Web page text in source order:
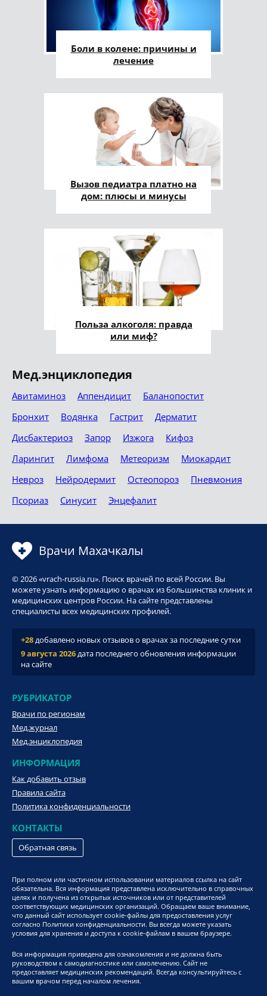
Боли в колене: причины и
лечение
Вызов педиатра платно на
дом: плюсы и минусы
Польза алкоголя: правда
или миф?
Мед.энциклопедия
Авитаминоз Аппендицит
Баланопостит
Бронхит
Водянка Гастрит
Дерматит
Дисбактериоз
Запор Изжога
Кифоз
Ларингит
Лимфома Метеоризм
Миокардит
Невроз
Нейродермит Остеопороз
Пневмония
Псориаз
Синусит Энцефалит
Врачи Махачкалы
© 2026 «vrach-russia.ru». Поиск врачей по всей России. Вы
можете узнать информацию о врачах из большинства клиник и
медицинских центров России. На сайте представлены
специалисты всех медицинских профилей.
+28добавлено новых отзывов о врачах за последние сутки
9 августа 2026дата последнего обновления информации
на сайте
РУБРИКАТОР
Врачи по регионам
Мед.журнал
Мед.энциклопедия
ИНФОРМАЦИЯ
Как добавить отзыв
Правила сайта
Политика конфиденциальности
КОНТАКТЫ
Обратная связь
При полном или частичном использовании материалов ссылка на сайт
обязательна. Вся информация представлена исключительно в справочных
целях и получена из открытых источников или от представителей
соответствующих медицинских организаций. Обращаем ваше внимание,
что данный сайт использует cookie-файлы для предоставления услуг
согласно Политики конфиденциальности. Вы всегда можете указать
условия для хранения и доступа к cookie-файлам в вашем браузере.
Вся информация приведена для ознакомления и не должна быть
руководством к самодиагностике или самолечению. Сайт не
предоставляет медицинских рекомендаций. Всегда консультируйтесь с
вашим врачом перед началом лечения.